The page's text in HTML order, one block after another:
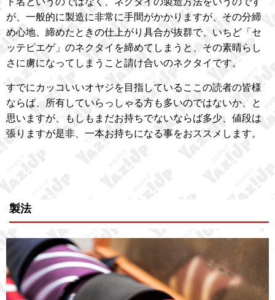
が、一般的に製造に非常に手間がかかりますが、その分締
め心地、締めたときの仕上がり具合が抜群で、いちど「セ
ッテピエゲ」のネクタイを締めてしまうと、その素晴らし
さに虜になってしまうこと請け合いのネクタイです。
すでにカッコいいオヤジを目指しているここの読者の皆様
ならば、所有していらっしゃる方も多いのではないか、と
思いますが、もしもまだお持ちでないならば多少、値段は
張りますが是非、一本お持ちになる事をおススメします。
製法